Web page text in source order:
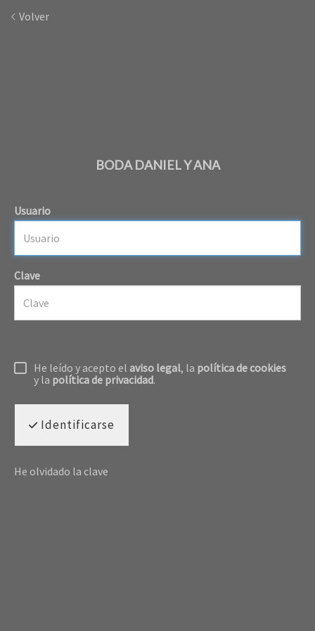
Volver
BODA DANIEL Y ANA
Usuario
Clave
He leído y acepto el aviso legal, la política de cookies
y la política de privacidad.
Identificarse
He olvidado la clave